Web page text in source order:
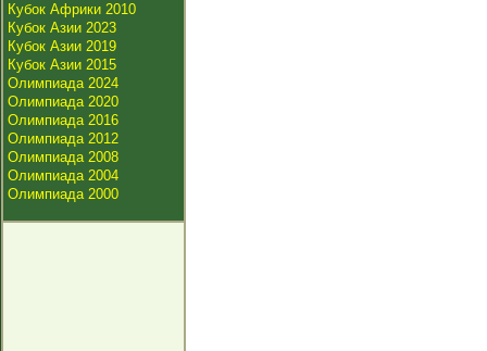
Кубок Африки 2010
Кубок Азии 2023
Кубок Азии 2019
Кубок Азии 2015
Олимпиада 2024
Олимпиада 2020
Олимпиада 2016
Олимпиада 2012
Олимпиада 2008
Олимпиада 2004
Олимпиада 2000